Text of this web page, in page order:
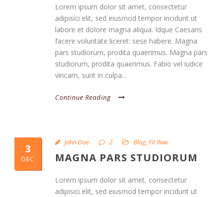
Lorem ipsum dolor sit amet, consectetur
adipisici elit, sed eiusmod tempor incidunt ut
labore et dolore magna aliqua. Idque Caesaris
facere voluntate liceret: sese habere. Magna
pars studiorum, prodita quaerimus. Magna pars
studiorum, prodita quaerimus. Fabio vel iudice
vincam, sunt in culpa...
Continue Reading
3
DEC
John Doe 2 Blog, Fit Row
MAGNA PARS STUDIORUM
Lorem ipsum dolor sit amet, consectetur
adipisici elit, sed eiusmod tempor incidunt ut